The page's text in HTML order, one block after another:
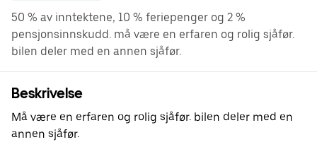
50 % av inntektene, 10 % feriepenger og 2 %
pensjonsinnskudd. må være en erfaren og rolig sjåfør.
bilen deler med en annen sjåfør.
Beskrivelse
Må være en erfaren og rolig sjåfør. bilen deler med en
annen sjåfør.